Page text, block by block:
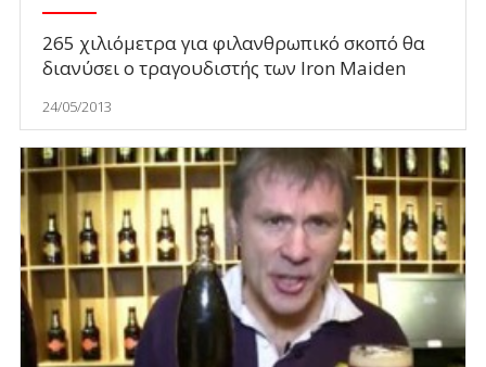
265 χιλιόμετρα για φιλανθρωπικό σκοπό θα
διανύσει o τραγουδιστής των Iron Maiden
24/05/2013